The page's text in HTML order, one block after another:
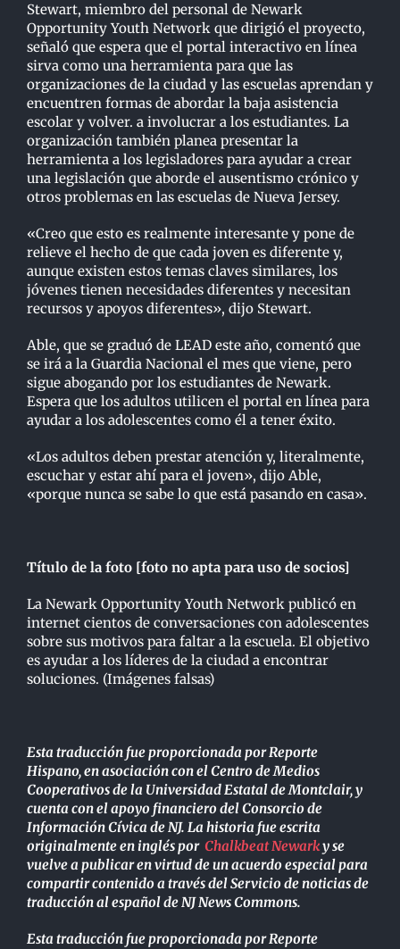
Stewart, miembro del personal de Newark
Opportunity Youth Network que dirigió el proyecto,
señaló que espera que el portal interactivo en línea
sirva como una herramienta para que las
organizaciones de la ciudad y las escuelas aprendan y
encuentren formas de abordar la baja asistencia
escolar y volver. a involucrar a los estudiantes. La
organización también planea presentar la
herramienta a los legisladores para ayudar a crear
una legislación que aborde el ausentismo crónico y
otros problemas en las escuelas de Nueva Jersey.
«Creo que esto es realmente interesante y pone de
relieve el hecho de que cada joven es diferente y,
aunque existen estos temas claves similares, los
jóvenes tienen necesidades diferentes y necesitan
recursos y apoyos diferentes», dijo Stewart.
Able, que se graduó de LEAD este año, comentó que
se irá a la Guardia Nacional el mes que viene, pero
sigue abogando por los estudiantes de Newark.
Espera que los adultos utilicen el portal en línea para
ayudar a los adolescentes como él a tener éxito.
«Los adultos deben prestar atención y, literalmente,
escuchar y estar ahí para el joven», dijo Able,
«porque nunca se sabe lo que está pasando en casa».
Título de la foto [foto no apta para uso de socios]
La Newark Opportunity Youth Network publicó en
internet cientos de conversaciones con adolescentes
sobre sus motivos para faltar a la escuela. El objetivo
es ayudar a los líderes de la ciudad a encontrar
soluciones. (Imágenes falsas)
Esta traducción fue proporcionada por Reporte
Hispano, en asociación con el Centro de Medios
Cooperativos de la Universidad Estatal de Montclair, y
cuenta con el apoyo financiero del Consorcio de
Información Cívica de NJ. La historia fue escrita
originalmente en inglés por Chalkbeat Newarky se
vuelve a publicar en virtud de un acuerdo especial para
compartir contenido a través del Servicio de noticias de
traducción al español de NJ News Commons.
Esta traducción fue proporcionada por Reporte